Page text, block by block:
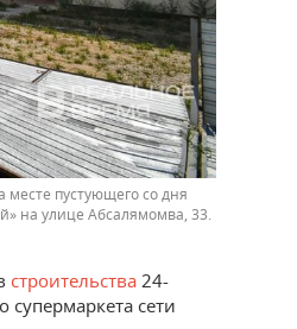
месте пустующего со дня
на улице Абсалямомва, 33.
строительства 24-
сети